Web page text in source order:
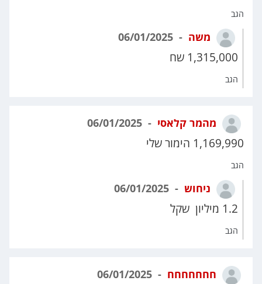
הגב
משה
1,315,000 שח
הגב
מהמר קלאסי
1,169,990 הימור שלי
הגב
ניחוש
1.2 מיליון שקל
הגב
חחחחחחח